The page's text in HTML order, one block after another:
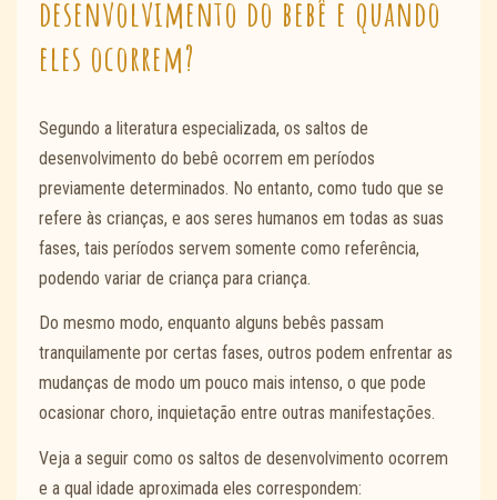
desenvolvimento do bebê e quando
eles ocorrem?
Segundo a literatura especializada, os saltos de
desenvolvimento do bebê ocorrem em períodos
previamente determinados. No entanto, como tudo que se
refere às crianças, e aos seres humanos em todas as suas
fases, tais períodos servem somente como referência,
podendo variar de criança para criança.
Do mesmo modo, enquanto alguns bebês passam
tranquilamente por certas fases, outros podem enfrentar as
mudanças de modo um pouco mais intenso, o que pode
ocasionar choro, inquietação entre outras manifestações.
Veja a seguir como os saltos de desenvolvimento ocorrem
e a qual idade aproximada eles correspondem: